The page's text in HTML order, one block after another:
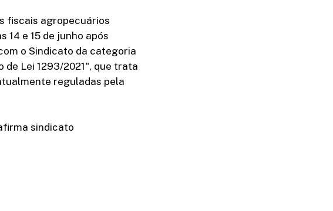
fiscais agropecuários
14 e 15 de junho após
o Sindicato da categoria
Lei 1293/2021", que trata
reguladas pela
sindicato